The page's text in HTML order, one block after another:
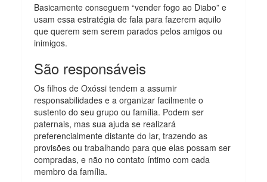
Basicamente conseguem “vender fogo ao Diabo” e
usam essa estratégia de fala para fazerem aquilo
que querem sem serem parados pelos amigos ou
inimigos.
São responsáveis
Os filhos de Oxóssi tendem a assumir
responsabilidades e a organizar facilmente o
sustento do seu grupo ou família. Podem ser
paternais, mas sua ajuda se realizará
preferencialmente distante do lar, trazendo as
provisões ou trabalhando para que elas possam ser
compradas, e não no contato íntimo com cada
membro da família.